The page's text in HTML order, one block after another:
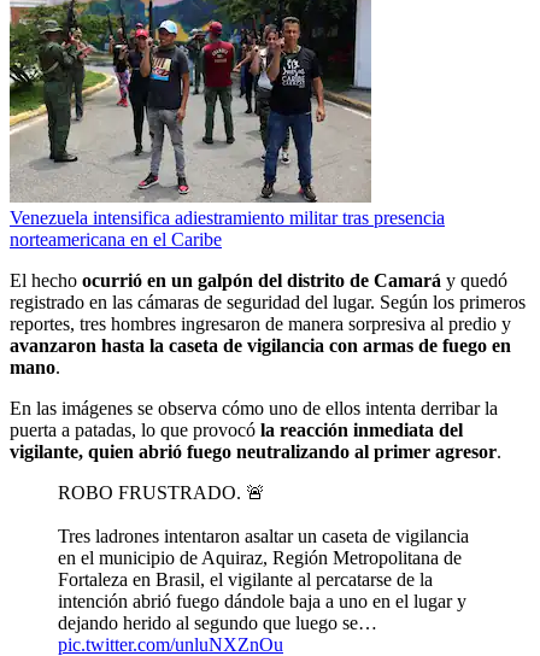
Venezuela intensifica adiestramiento militar tras presencia
norteamericana en el Caribe
El hecho ocurrió en un galpón del distrito de Camará y quedó
registrado en las cámaras de seguridad del lugar. Según los primeros
reportes, tres hombres ingresaron de manera sorpresiva al predio y
avanzaron hasta la caseta de vigilancia con armas de fuego en
mano.
En las imágenes se observa cómo uno de ellos intenta derribar la
puerta a patadas, lo que provocó la reacción inmediata del
vigilante, quien abrió fuego neutralizando al primer agresor.
ROBO FRUSTRADO. 🚨
Tres ladrones intentaron asaltar un caseta de vigilancia
en el municipio de Aquiraz, Región Metropolitana de
Fortaleza en Brasil, el vigilante al percatarse de la
intención abrió fuego dándole baja a uno en el lugar y
dejando herido al segundo que luego se…
pic.twitter.com/unluNXZnOu